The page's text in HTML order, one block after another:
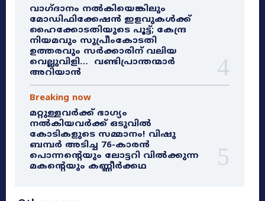
വാഗ്ദാനം നൽകിയെങ്കിലും
മോഡിഫിക്കേഷൻ ഇളവുകൾക്ക്
ഹൈക്കോടതിയുടെ പൂട്ട്; കേന്ദ്ര
നിയമവും സുപ്രീംകോടതി
ഉത്തരവും സർക്കാരിന് വലിയ
വെല്ലുവിളി… വണ്ടിപ്രാന്തന്മാർ
അറിയാൻ
Breaking now
മറ്റുള്ളവർക്ക് ഭാഗ്യം
നൽകിയവർക്ക് ഒടുവിൽ
കോടികളുടെ സമ്മാനം! വിഷു
ബമ്പർ അടിച്ച 76-കാരൻ
പൊന്നന്റെയും ലോട്ടറി വിൽക്കുന്ന
മകന്റെയും കണ്ണീർക്കഥ